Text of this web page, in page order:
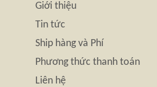
Giới thiệu
Tin tức
Ship hàng và Phí
Phương thức thanh toán
Liên hệ